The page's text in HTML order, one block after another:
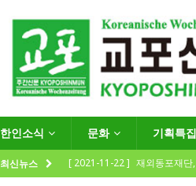
한인소식 문화 기획특집
최신뉴스 [ 2021-11-22 ] 재외동포재단